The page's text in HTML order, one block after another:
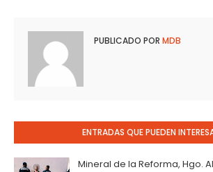
PUBLICADO POR MDB
ENTRADAS QUE PUEDEN
Mineral de la Reforma, Hgo.